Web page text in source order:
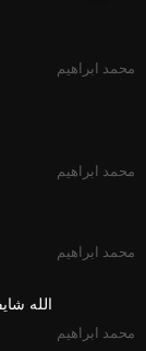
محمد ابراهيم
محمد ابراهيم
محمد ابراهيم
الله
محمد ابراهيم